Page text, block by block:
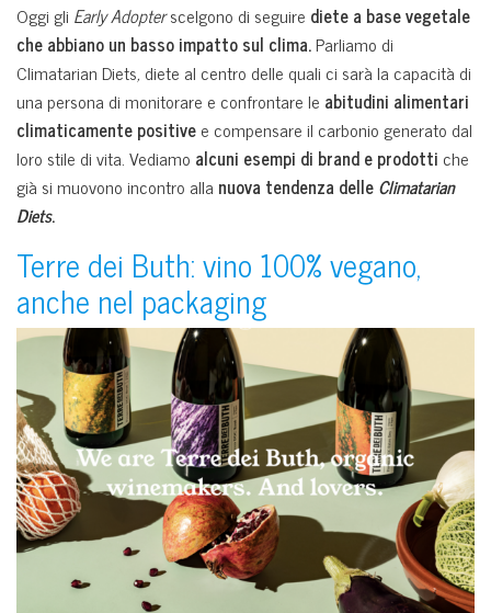
Oggi gli Early Adopterscelgono di seguire diete a base vegetale
che abbiano un basso impatto sul clima.Parliamo di
Climatarian Diets, diete al centro delle quali ci sarà la capacità di
una persona di monitorare e confrontare le abitudini alimentari
climaticamente positivee compensare il carbonio generato dal
loro stile di vita. Vediamo alcuni esempi di brande prodotti che
già si muovono incontro alla nuova tendenza delleClimatarian
Diets.
Terre dei Buth: vino 100% vegano,
anche nel packaging